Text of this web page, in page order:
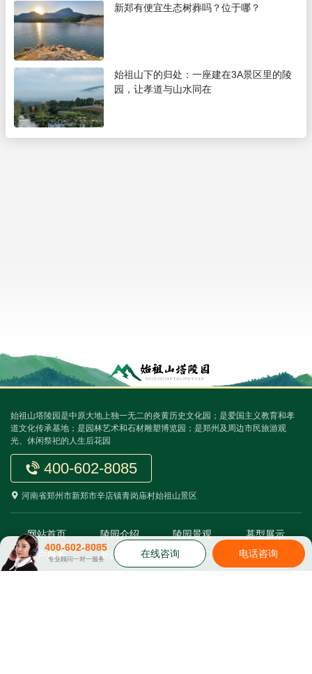
新郑有便宜生态树葬吗？位于哪？
始祖山下的归处：一座建在3A景区里的陵
园，让孝道与山水同在
始祖山塔陵园是中原大地上独一无二的炎黄历史文化园；是爱国主义教育和孝
道文化传承基地；是园林艺术和石材雕塑博览园；是郑州及周边市民旅游观
光、休闲祭祀的人生后花园
400-602-8085
河南省郑州市新郑市辛店镇青岗庙村始祖山景区
网站首页 陵园介绍 陵园景观
墓型展示
客户服务
新闻资讯 联系我们
400-602-8085
专业顾问一对一服务 在线咨询 电话咨询